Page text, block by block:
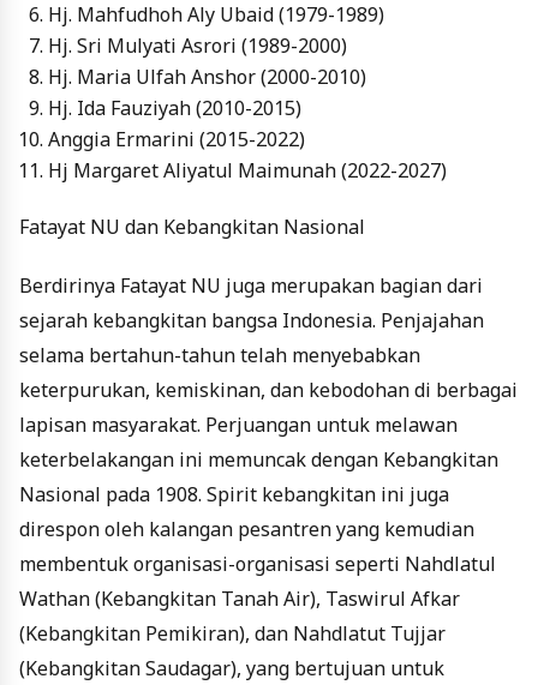
Hj. Mahfudhoh Aly Ubaid (1979-1989)
Hj. Sri Mulyati Asrori (1989-2000)
Hj. Maria Ulfah Anshor (2000-2010)
Hj. Ida Fauziyah (2010-2015)
Anggia Ermarini (2015-2022)
Hj Margaret Aliyatul Maimunah (2022-2027)
Fatayat NU dan Kebangkitan Nasional
Berdirinya Fatayat NU juga merupakan bagian dari
sejarah kebangkitan bangsa Indonesia. Penjajahan
selama bertahun-tahun telah menyebabkan
keterpurukan, kemiskinan, dan kebodohan di berbagai
lapisan masyarakat. Perjuangan untuk melawan
keterbelakangan ini memuncak dengan Kebangkitan
Nasional pada 1908. Spirit kebangkitan ini juga
direspon oleh kalangan pesantren yang kemudian
membentuk organisasi-organisasi seperti Nahdlatul
Wathan (Kebangkitan Tanah Air), Taswirul Afkar
(Kebangkitan Pemikiran), dan Nahdlatut Tujjar
(Kebangkitan Saudagar), yang bertujuan untuk